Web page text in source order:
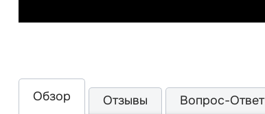
Обзор Отзывы Вопрос-Ответ